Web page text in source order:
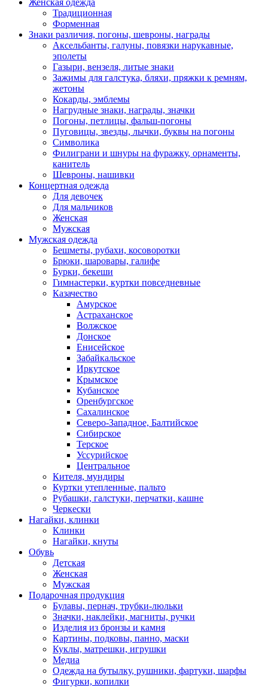
Женская одежда
Традиционная
Форменная
Знаки различия, погоны, шевроны, награды
Аксельбанты, галуны, повязки нарукавные,
эполеты
Газыри, вензеля, литые знаки
Зажимы для галстука, бляхи, пряжки к ремням,
жетоны
Кокарды, эмблемы
Нагрудные знаки, награды, значки
Погоны, петлицы, фальш-погоны
Пуговицы, звезды, лычки, буквы на погоны
Символика
Филиграни и шнуры на фуражку, орнаменты,
канитель
Шевроны, нашивки
Концертная одежда
Для девочек
Для мальчиков
Женская
Мужская
Мужская одежда
Бешметы, рубахи, косоворотки
Брюки, шаровары, галифе
Бурки, бекеши
Гимнастерки, куртки повседневные
Казачество
Амурское
Астраханское
Волжское
Донское
Енисейское
Забайкальское
Иркутское
Крымское
Кубанское
Оренбургское
Сахалинское
Северо-Западное, Балтийское
Сибирское
Терское
Уссурийское
Центральное
Кителя, мундиры
Куртки утепленные, пальто
Рубашки, галстуки, перчатки, кашне
Черкески
Нагайки, клинки
Клинки
Нагайки, кнуты
Обувь
Детская
Женская
Мужская
Подарочная продукция
Булавы, пернач, трубки-люльки
Значки, наклейки, магниты, ручки
Изделия из бронзы и камня
Картины, подковы, панно, маски
Куклы, матрешки, игрушки
Медиа
Одежда на бутылку, рушники, фартуки, шарфы
Фигурки, копилки